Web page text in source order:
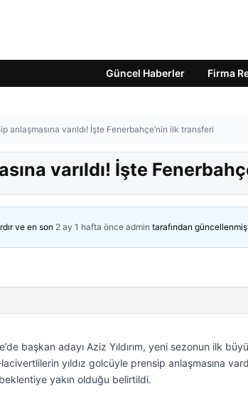
Güncel Haberler Firma
anlaşmasına varıldı! İşte Fenerbahçe’nin ilk transferi
varıldı! İşte
ve en son 2 ay 1 hafta önce admin tarafından
başkan adayı Aziz Yıldırım, yeni sezonun ilk
lacivertlilerin yıldız golcüyle prensip anlaşmasına
yakın olduğu belirtildi.